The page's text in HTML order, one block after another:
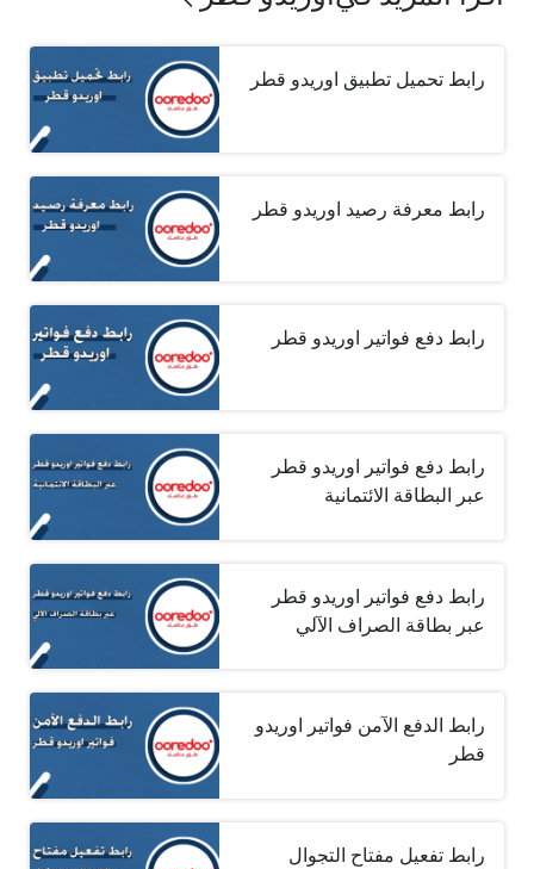
رابط تحميل تطبيق اوريدو قطر
رابط معرفة رصيد اوريدو قطر
رابط دفع فواتير اوريدو قطر
رابط دفع فواتير اوريدو قطر
عبر البطاقة الائتمانية
رابط دفع فواتير اوريدو قطر
عبر بطاقة الصراف الآلي
رابط الدفع الآمن فواتير اوريدو
قطر
رابط تفعيل مفتاح التجوال